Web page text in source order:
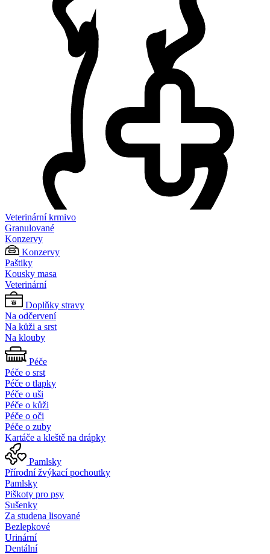
Veterinární krmivo
Granulované
Konzervy
Konzervy
Paštiky
Kousky masa
Veterinární
Doplňky stravy
Na odčervení
Na kůži a srst
Na klouby
Péče
Péče o srst
Péče o tlapky
Péče o uši
Péče o kůži
Péče o oči
Péče o zuby
Kartáče a kleště na drápky
Pamlsky
Přírodní žvýkací pochoutky
Pamlsky
Piškoty pro psy
Sušenky
Za studena lisované
Bezlepkové
Urinární
Dentální